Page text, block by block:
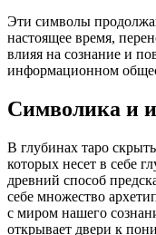
Эти символы
настоящее время,
влияя на сознание и
информационном
Символика и
В глубинах таро
которых несет в себе
древний способ
себе множество
с миром нашего
открывает двери к